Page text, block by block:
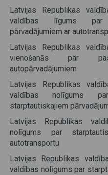
Latvijas Republikas
valdības līgums par
pārvadājumiem ar
Latvijas Republikas
vienošanās par
autopārvadājumiem
Latvijas Republikas
valdības nolīgums
starptautiskajiem
Latvijas Republikas
nolīgums par
autotransportu
Latvijas Republikas
valdības nolīgums par